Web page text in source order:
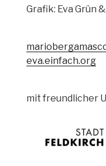
Grafik: Eva Grün
eva.einfach.org
mit freundlicher